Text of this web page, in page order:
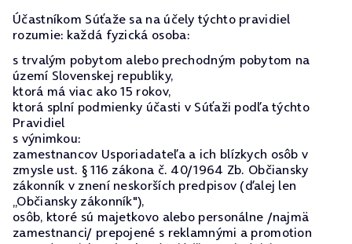
Účastníkom Súťaže sa na účely týchto pravidiel
rozumie: každá fyzická osoba:
s trvalým pobytom alebo prechodným pobytom na
území Slovenskej republiky,
ktorá má viac ako 15 rokov,
ktorá splní podmienky účasti v Súťaži podľa týchto
Pravidiel
s výnimkou:
zamestnancov Usporiadateľa a ich blízkych osôb v
zmysle ust. § 116 zákona č. 40/1964 Zb. Občiansky
zákonník v znení neskorších predpisov (ďalej len
„Občiansky zákonník"),
osôb, ktoré sú majetkovo alebo personálne /najmä
zamestnanci/ prepojené s reklamnými a promotion